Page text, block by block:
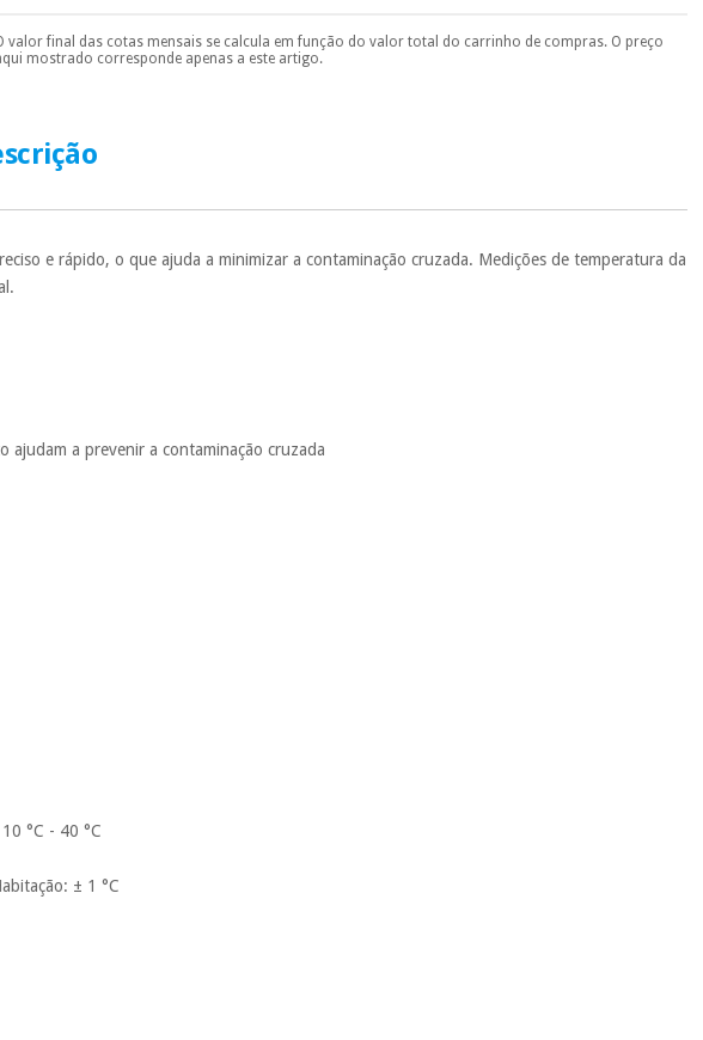
Pode escolhê-lo no final do processo de compra, ao escolher o método de pagamento.
Só precisará do seu documento de identificação, número de telemóvel e
Muito conveniente
sem penalizações ou truques.
valor final das cotas mensais se calcula em função do valor total do carrinho de compras. O preço
mostrado corresponde apenas a este artigo.
e rápido, o que ajuda a minimizar a contaminação cruzada. Medições de temperatura da
ajudam a prevenir a contaminação cruzada
°C - 40 °C
± 1 °C